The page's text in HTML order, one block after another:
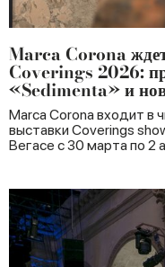
Marca Corona
Coverings 2026:
«Sedimenta» и
Marca Corona входит в
выставки Coverings
Вегасе с 30 марта по 2